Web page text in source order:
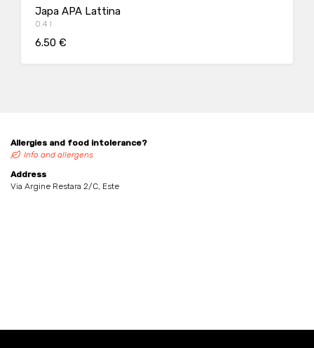
Japa APA Lattina
0.4 l
6.50 €
Allergies and food intolerance?
Info and allergens
Address
Via Argine Restara 2/C, Este